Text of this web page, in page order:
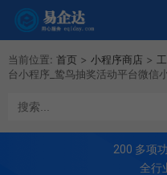
当前位置: 首页 > 小程序商店 >
台小程序_鸷鸟抽奖活动平台微信
200 多项
全行